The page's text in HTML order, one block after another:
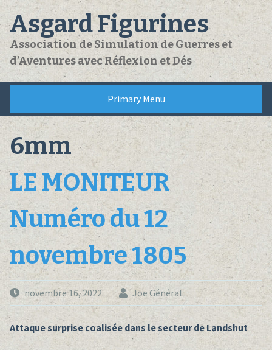
Skip
to
content
Asgard Figurines
Association de Simulation de Guerres et
d’Aventures avec Réflexion et Dés
Primary Menu
6mm
LE MONITEUR
Numéro du 12
novembre 1805
novembre 16, 2022 Joe Général
Attaque surprise coalisée dans le secteur de Landshut